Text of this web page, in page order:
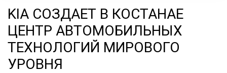
KIA СОЗДАЕТ В КОСТАНАЕ
ЦЕНТР АВТОМОБИЛЬНЫХ
ТЕХНОЛОГИЙ МИРОВОГО
УРОВНЯ